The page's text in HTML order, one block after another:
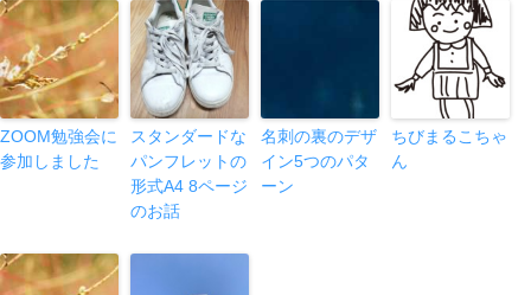
ZOOM勉強会に
参加しました
スタンダードな
パンフレットの
形式A4 8ページ
のお話
名刺の裏のデザ
イン5つのパタ
ーン
ちびまるこちゃ
ん